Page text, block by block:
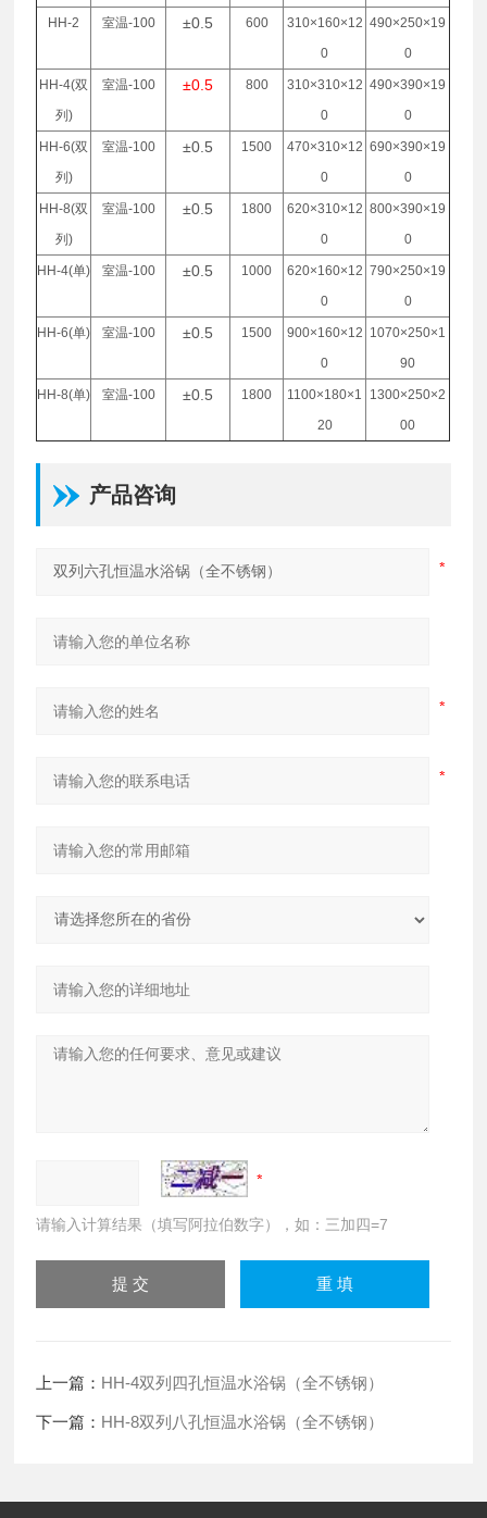
HH-2 室温-100 ±0.5 600
310×160×12
0
490×250×19
0
HH-4(双
列 )
室温-100 ±0.5 800
310×310×12
0
490×390×19
0
HH-6(双
列 )
室温-100 ±0.5 1500
470×310×12
0
690×390×19
0
HH-8(双
列 )
室温-100 ±0.5 1800
620×310×12
0
800×390×19
0
HH-4(单) 室温-100 ±0.5 1000
620×160×12
0
790×250×19
0
HH-6(单) 室温-100 ±0.5 1500
900×160×12
0
1070×250×1
90
HH-8(单) 室温-100 ±0.5 1800
1100×180×1
20
1300×250×2
00
产品咨询
请输入计算结果（填写阿拉伯数字），如：三加四=7
上一篇： HH-4双列四孔恒温水浴锅（全不锈钢）
下一篇： HH-8双列八孔恒温水浴锅（全不锈钢）